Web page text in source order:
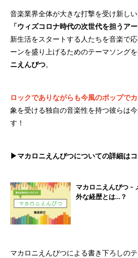
音楽業界全体が大きな打撃を受け新しい
「ウィズコロナ時代の次世代を担うアー
新生活をスタートする人たちを音楽で
ーンを盛り上げるためのテーマソング
ニえんぴつ。
ロックでありながらも今風のポップで
象を受ける独自の音楽性を持つ彼らは
す！
▶マカロニえんぴつについての詳細はコ
マカロニえんぴつ –
外な経歴とは…？
マカロニえんぴつによる書き下ろしの